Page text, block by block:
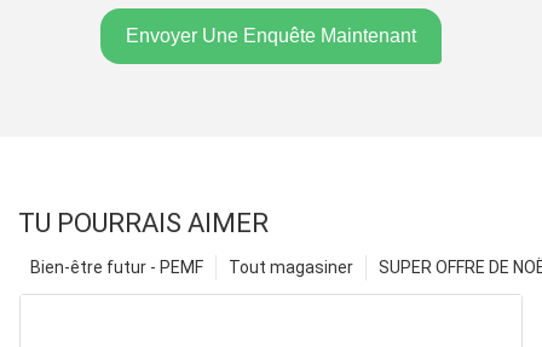
Envoyer Une Enquête Maintenant
TU POURRAIS AIMER
SUPER OFFRE DE
Tout magasiner
Bien-être futur - PEMF